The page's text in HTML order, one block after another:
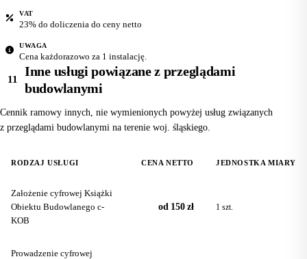
VAT
23% do doliczenia do ceny netto
UWAGA
Cena każdorazowo za 1 instalację.
11
Inne usługi powiązane z przeglądami
budowlanymi
Cennik ramowy innych, nie wymienionych powyżej usług związanych
z przeglądami budowlanymi na terenie woj. śląskiego.
RODZAJ USŁUGI CENA NETTO JEDNOSTKA MIARY
Założenie cyfrowej Książki
Obiektu Budowlanego c-
KOB
od 150 zł 1 szt.
Prowadzenie cyfrowej